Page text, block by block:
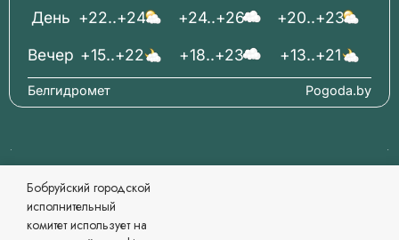
+22..+24
+15..+22
+24..+26
+18..+23
+20..+23
+13..+21
Вечер
День
Pogoda.by
Белгидромет
© 2006-2026 Бобруйский городской исполнительный
комитет Официальный сайт
При перепечатке материалов ссылка обязательна.
Разработка и сопровождение
Бобруйский городской
исполнительный
комитет использует на